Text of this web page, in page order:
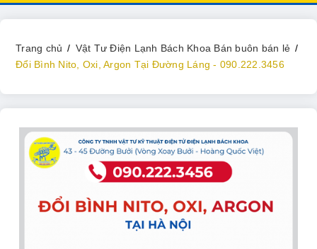
Trang chủ
Vật Tư Điện Lạnh Bách Khoa Bán buôn bán lẻ
Đổi Bình Nito, Oxi, Argon Tại Đường Láng - 090.222.3456